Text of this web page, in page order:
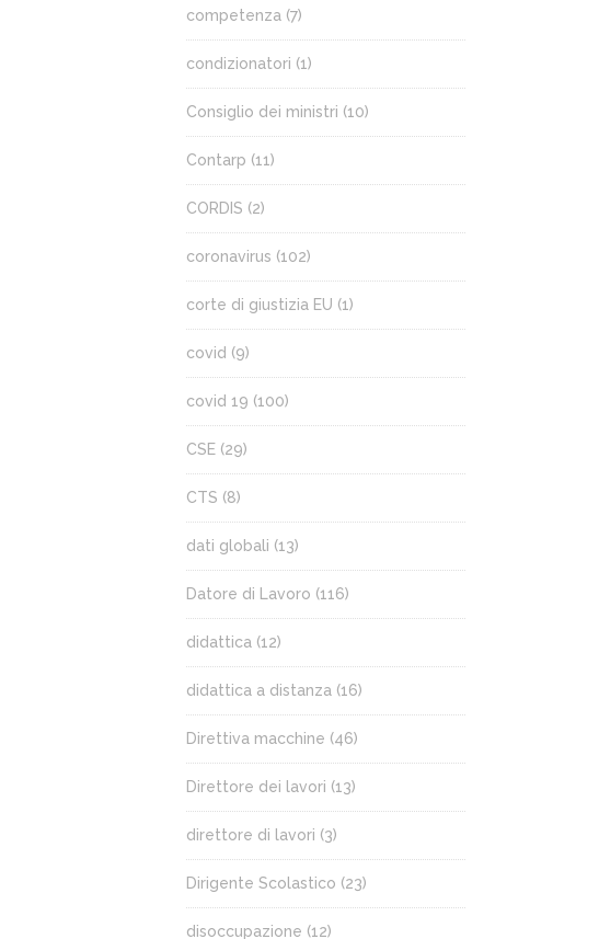
competenza (7)
condizionatori (1)
Consiglio dei ministri (10)
Contarp (11)
CORDIS (2)
coronavirus (102)
corte di giustizia EU (1)
covid (9)
covid 19 (100)
CSE (29)
CTS (8)
dati globali (13)
Datore di Lavoro (116)
didattica (12)
didattica a distanza (16)
Direttiva macchine (46)
Direttore dei lavori (13)
direttore di lavori (3)
Dirigente Scolastico (23)
disoccupazione (12)